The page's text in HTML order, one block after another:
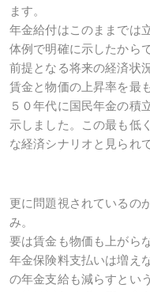
ます。
年金給付はこのままでは
体例で明確に示したからで
前提となる将来の経済状
賃金と物価の上昇率を最
５０年代に国民年金の積
示しました。この最も低
な経済シナリオと見られ
更に問題視されているの
み。
要は賃金も物価も上がら
年金保険料支払いは増え
の年金支給も減らすとい